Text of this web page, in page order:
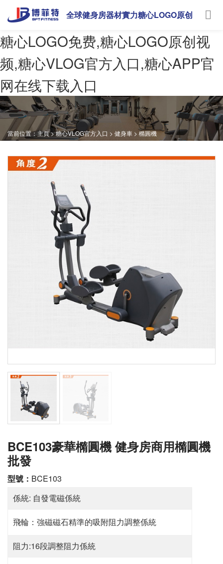
糖心LOGO免费,糖心LOGO原创视
频,糖心VLOG官方入口,糖心APP官
网在线下载入口
全球健身房器材實力糖心LOGO原创
當前位置：主頁>糖心VLOG官方入口 > 健身車 > 橢圓機
BCE103豪華橢圓機 健身房商用橢圓機
批發
型號： BCE103
係統: 自發電磁係統
飛輪：強磁磁石精準的吸附阻力調整係統
阻力:16段調整阻力係統